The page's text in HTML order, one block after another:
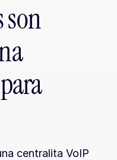
son
centralita VoIP